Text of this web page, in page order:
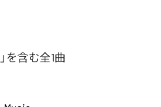
を含む全1曲